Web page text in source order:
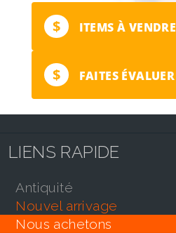
$ ITEMS À VENDRE
$ FAITES ÉVALUER
LIENS RAPIDE
antiquité
nouvel arrivage
nous achetons